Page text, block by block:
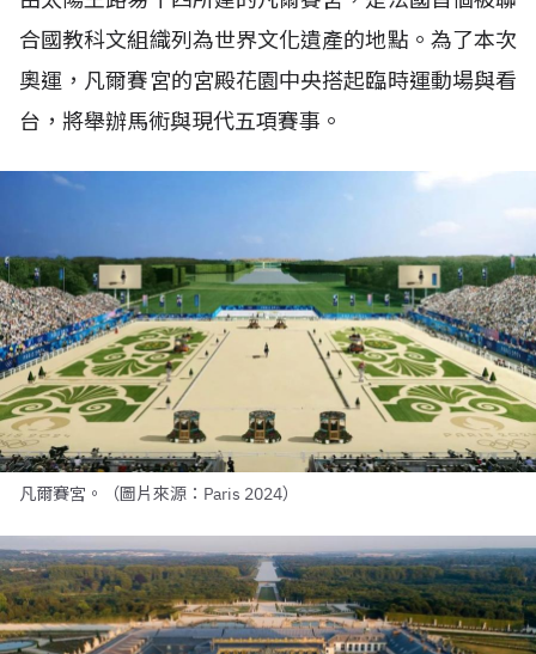
合國教科文組織列為世界文化遺產的地點。為了本次
奧運，凡爾賽宮的宮殿花園中央搭起臨時運動場與看
台，將舉辦馬術與現代五項賽事。
凡爾賽宮。（圖片來源：Paris 2024）